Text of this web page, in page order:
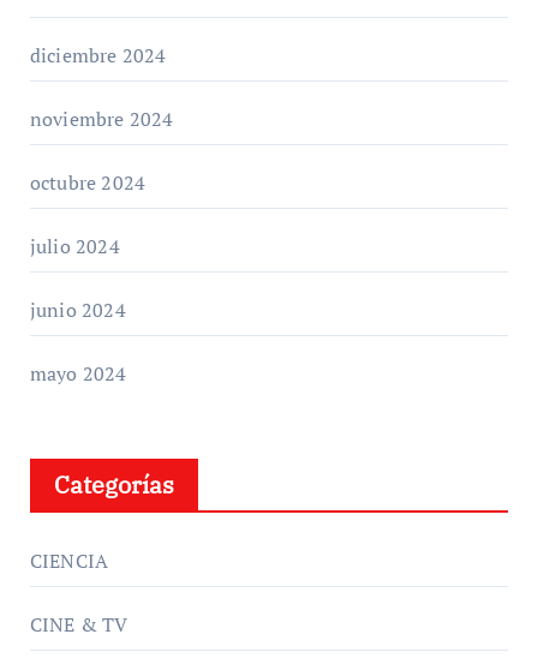
diciembre 2024
noviembre 2024
octubre 2024
julio 2024
junio 2024
mayo 2024
Categorías
CIENCIA
CINE & TV